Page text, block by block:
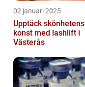
02 januari 2025
Upptäck skönhetens
konst med lashlift i
Västerås